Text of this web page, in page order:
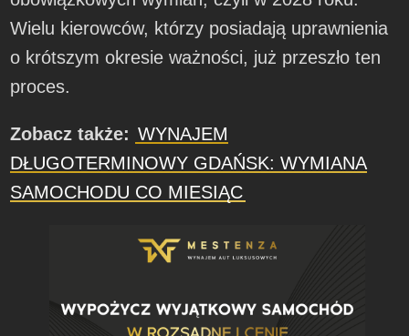
Wielu kierowców, którzy posiadają uprawnienia
o krótszym okresie ważności, już przeszło ten
proces.
Zobacz także: WYNAJEM
DŁUGOTERMINOWY GDAŃSK: WYMIANA
SAMOCHODU CO MIESIĄC